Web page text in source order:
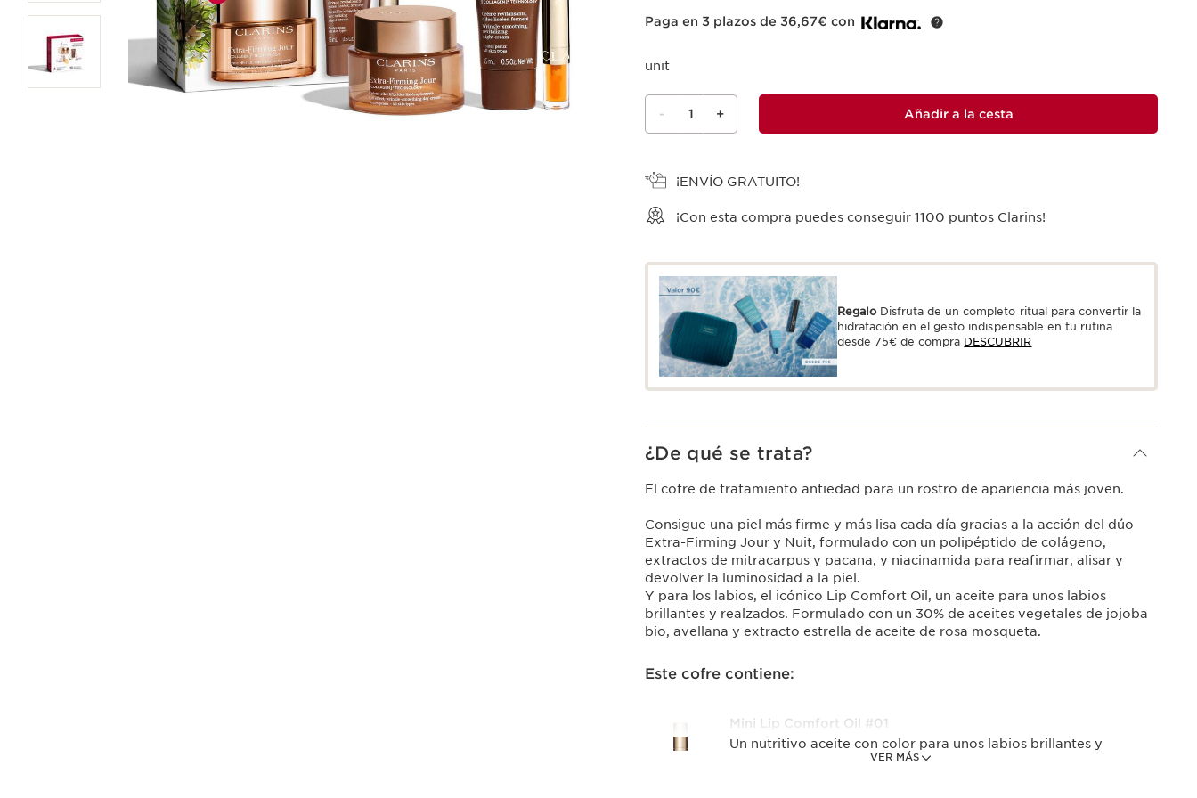
Paga en 3 plazos de 36,67€ con
unit
- 1 + Añadir a la cesta
¡ENVÍO GRATUITO!
¡Con esta compra puedes conseguir 1100 puntos Clarins!
Regalo Disfruta de un completo ritual para convertir la
hidratación en el gesto indispensable en tu rutina
desde 75€ de compra DESCUBRIR
¿De qué se trata?
VER MÁS
El cofre de tratamiento antiedad para un rostro de apariencia más joven.
Consigue una piel más firme y más lisa cada día gracias a la acción del dúo
Extra-Firming Jour y Nuit, formulado con un polipéptido de colágeno,
extractos de mitracarpus y pacana, y niacinamida para reafirmar, alisar y
devolver la luminosidad a la piel.
Y para los labios, el icónico Lip Comfort Oil, un aceite para unos labios
brillantes y realzados. Formulado con un 30% de aceites vegetales de jojoba
bio, avellana y extracto estrella de aceite de rosa mosqueta.
Este cofre contiene:
Mini Lip Comfort Oil #01
Un nutritivo aceite con color para unos labios brillantes y